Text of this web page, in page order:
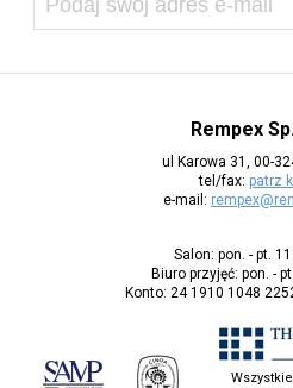
Rempex
ul Karowa 31, 00-
tel/fax: patrz
e-mail:
Salon: pon. - pt.
Biuro przyjęć: pon. -
Konto: 24 1910 1048